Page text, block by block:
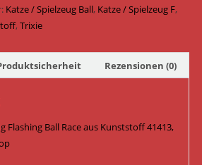
Katze / Spielzeug Ball, Katze / Spielzeug F,
,Trixie
Rezensionen (0)
Flashing Ball Race aus Kunststoff 41413,